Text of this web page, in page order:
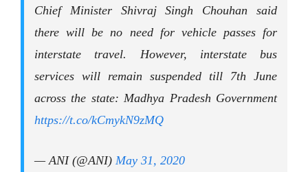
Chief Minister Shivraj Singh Chouhan said
there will be no need for vehicle passes for
interstate travel. However, interstate bus
services will remain suspended till 7th June
across the state: Madhya Pradesh Government
https://t.co/kCmykN9zMQ
— ANI (@ANI) May 31, 2020